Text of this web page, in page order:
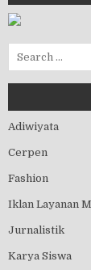
Adiwiyata
Cerpen
Fashion
Iklan Layanan
Jurnalistik
Karya Siswa